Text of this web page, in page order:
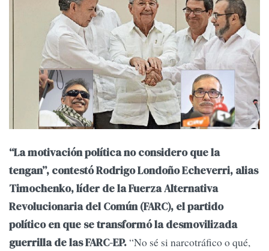
“La motivación política no considero que la
tengan”, contestó Rodrigo Londoño Echeverri, alias
Timochenko, líder de la Fuerza Alternativa
Revolucionaria del Común (FARC), el partido
político en que se transformó la desmovilizada
guerrilla de las FARC-EP.“No sé si narcotráfico o qué,